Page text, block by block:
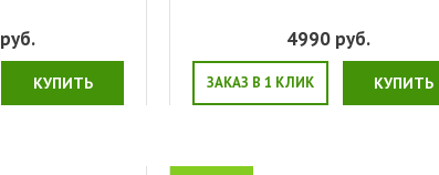
руб.
КУПИТЬ
4990 руб.
ЗАКАЗ В 1 КЛИК КУПИТЬ